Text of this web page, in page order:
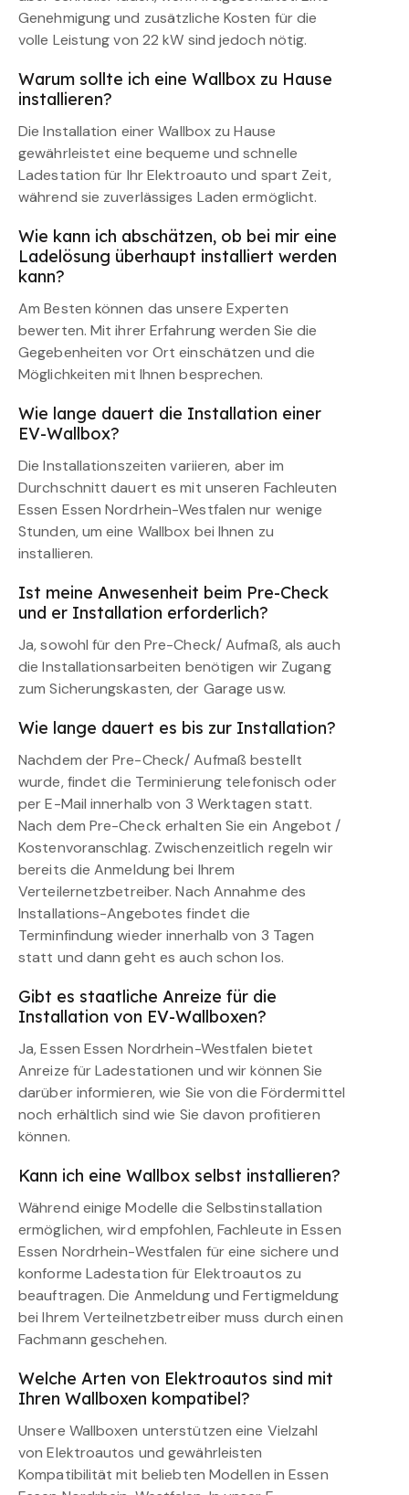
Genehmigung und zusätzliche Kosten für die
volle Leistung von 22 kW sind jedoch nötig.
Warum sollte ich eine Wallbox zu Hause
installieren?
Die Installation einer Wallbox zu Hause
gewährleistet eine bequeme und schnelle
Ladestation für Ihr Elektroauto und spart Zeit,
während sie zuverlässiges Laden ermöglicht.
Wie kann ich abschätzen, ob bei mir eine
Ladelösung überhaupt installiert werden
kann?
Am Besten können das unsere Experten
bewerten. Mit ihrer Erfahrung werden Sie die
Gegebenheiten vor Ort einschätzen und die
Möglichkeiten mit Ihnen besprechen.
Wie lange dauert die Installation einer
EV-Wallbox?
Die Installationszeiten variieren, aber im
Durchschnitt dauert es mit unseren Fachleuten
Essen Essen Nordrhein-Westfalen nur wenige
Stunden, um eine Wallbox bei Ihnen zu
installieren.
Ist meine Anwesenheit beim Pre-Check
und er Installation erforderlich?
Ja, sowohl für den Pre-Check/ Aufmaß, als auch
die Installationsarbeiten benötigen wir Zugang
zum Sicherungskasten, der Garage usw.
Wie lange dauert es bis zur Installation?
Nachdem der Pre-Check/ Aufmaß bestellt
wurde, findet die Terminierung telefonisch oder
per E-Mail innerhalb von 3 Werktagen statt.
Nach dem Pre-Check erhalten Sie ein Angebot /
Kostenvoranschlag. Zwischenzeitlich regeln wir
bereits die Anmeldung bei Ihrem
Verteilernetzbetreiber. Nach Annahme des
Installations-Angebotes findet die
Terminfindung wieder innerhalb von 3 Tagen
statt und dann geht es auch schon los.
Gibt es staatliche Anreize für die
Installation von EV-Wallboxen?
Ja, Essen Essen Nordrhein-Westfalen bietet
Anreize für Ladestationen und wir können Sie
darüber informieren, wie Sie von die Fördermittel
noch erhältlich sind wie Sie davon profitieren
können.
Kann ich eine Wallbox selbst installieren?
Während einige Modelle die Selbstinstallation
ermöglichen, wird empfohlen, Fachleute in Essen
Essen Nordrhein-Westfalen für eine sichere und
konforme Ladestation für Elektroautos zu
beauftragen. Die Anmeldung und Fertigmeldung
bei Ihrem Verteilnetzbetreiber muss durch einen
Fachmann geschehen.
Welche Arten von Elektroautos sind mit
Ihren Wallboxen kompatibel?
Unsere Wallboxen unterstützen eine Vielzahl
von Elektroautos und gewährleisten
Kompatibilität mit beliebten Modellen in Essen